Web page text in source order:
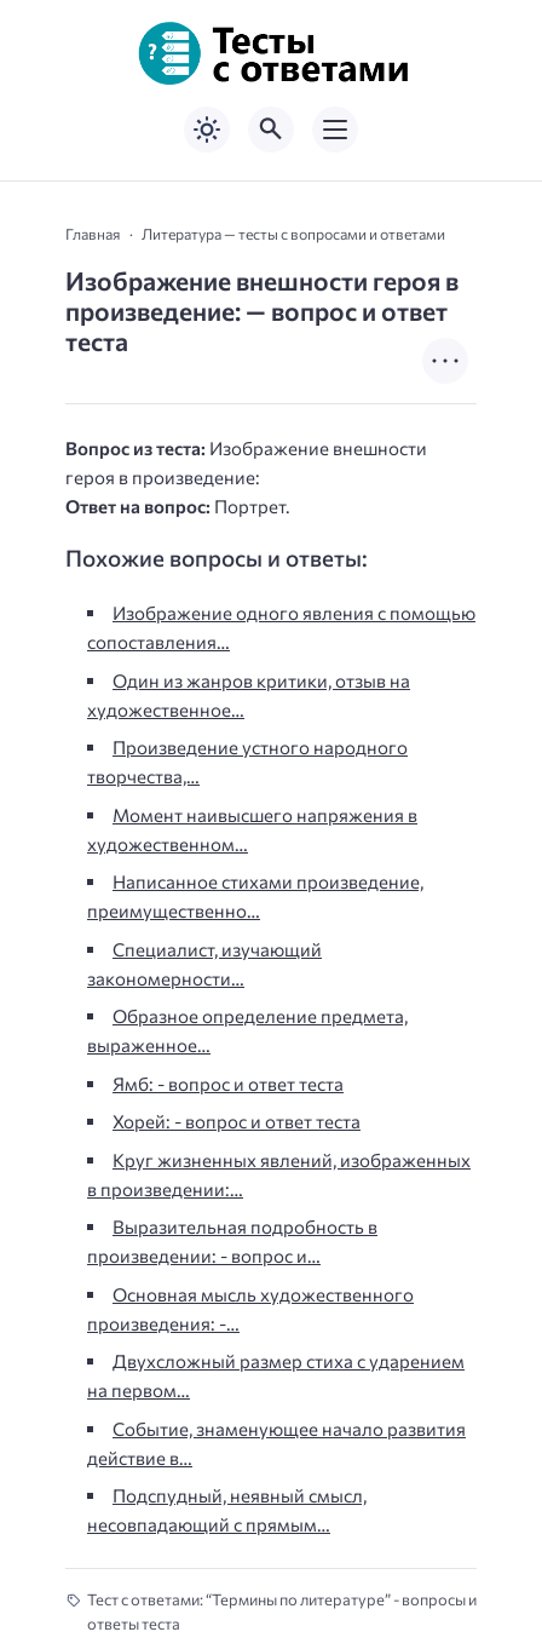
Главная Литература — тесты с вопросами и ответами
Изображение внешности героя в
произведение: — вопрос и ответ
теста
Вопрос из теста: Изображение внешности
героя в произведение:
Ответ на вопрос: Портрет.
Похожие вопросы и ответы:
Изображение одного явления с помощью
сопоставления…
Один из жанров критики, отзыв на
художественное…
Произведение устного народного
творчества,…
Момент наивысшего напряжения в
художественном…
Написанное стихами произведение,
преимущественно…
Специалист, изучающий
закономерности…
Образное определение предмета,
выраженное…
Ямб: - вопрос и ответ теста
Хорей: - вопрос и ответ теста
Круг жизненных явлений, изображенных
в произведении:…
Выразительная подробность в
произведении: - вопрос и…
Основная мысль художественного
произведения: -…
Двухсложный размер стиха с ударением
на первом…
Событие, знаменующее начало развития
действие в…
Подспудный, неявный смысл,
несовпадающий с прямым…
Тест с ответами: “Термины по литературе” - вопросы и
ответы теста